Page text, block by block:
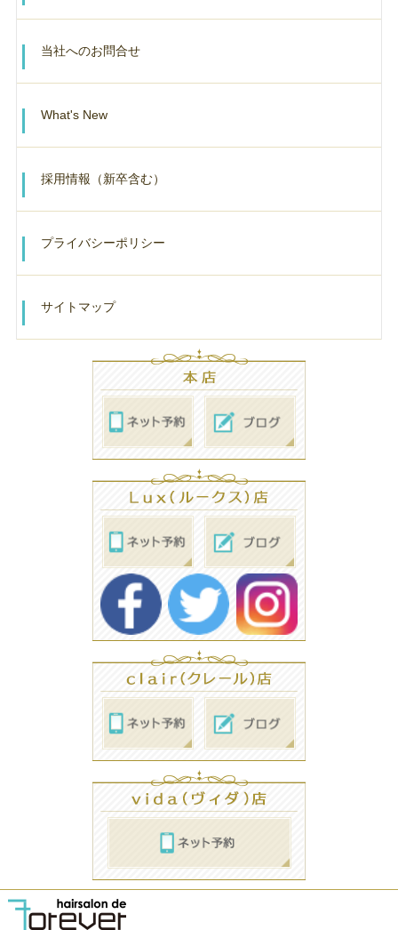
当社へのお問合せ
What's New
採用情報（新卒含む）
プライバシーポリシー
サイトマップ